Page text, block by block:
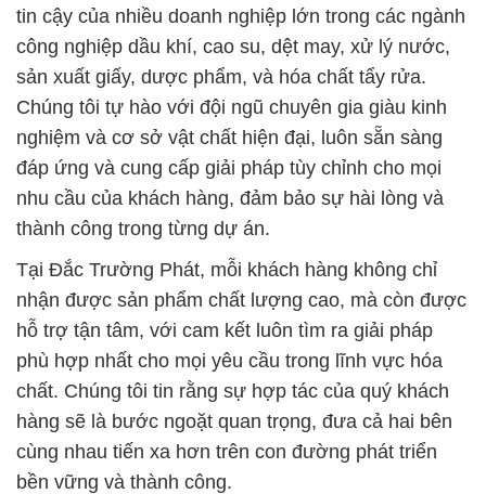
tin cậy của nhiều doanh nghiệp lớn trong các ngành
công nghiệp dầu khí, cao su, dệt may, xử lý nước,
sản xuất giấy, dược phẩm, và hóa chất tẩy rửa.
Chúng tôi tự hào với đội ngũ chuyên gia giàu kinh
nghiệm và cơ sở vật chất hiện đại, luôn sẵn sàng
đáp ứng và cung cấp giải pháp tùy chỉnh cho mọi
nhu cầu của khách hàng, đảm bảo sự hài lòng và
thành công trong từng dự án.
Tại Đắc Trường Phát, mỗi khách hàng không chỉ
nhận được sản phẩm chất lượng cao, mà còn được
hỗ trợ tận tâm, với cam kết luôn tìm ra giải pháp
phù hợp nhất cho mọi yêu cầu trong lĩnh vực hóa
chất. Chúng tôi tin rằng sự hợp tác của quý khách
hàng sẽ là bước ngoặt quan trọng, đưa cả hai bên
cùng nhau tiến xa hơn trên con đường phát triển
bền vững và thành công.